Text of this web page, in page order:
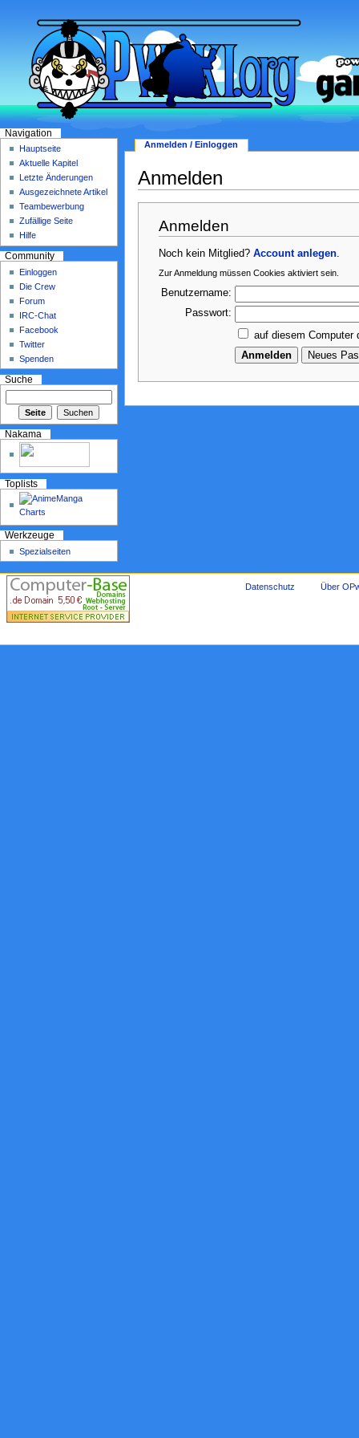
Anmelden
Anmelden
Noch kein Mitglied?Account anlegen
Zur Anmeldung müssen Cookies aktiviert sein.
Benutzername:
Passwort:
auf diesem Computer
Anmelden / Einloggen
Navigation
Hauptseite
Aktuelle Kapitel
Letzte Änderungen
Ausgezeichnete Artikel
Teambewerbung
Zufällige Seite
Hilfe
Community
Einloggen
Die Crew
Forum
IRC-Chat
Facebook
Twitter
Spenden
Suche
Nakama
Toplists
Werkzeuge
Spezialseiten
Datenschutz Über